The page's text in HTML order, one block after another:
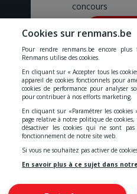
Rue Louvieaux 5
ANTOING
ASSENEDE
Molenstraat 77-79
ASSENEDE
ATH
Rue de Soignies
ATH
AUVELAIS
Rue de l'Essor 1/8
AUVELAIS
AVELGEM
Doorniksesteenweg 165
AVELGEM
AWANS
concours
Ok!
Nos prix comprennent toutes les
services.
Cookies
- Confidentialité
Déclaration
Cookies sur renmans.be
Pour rendre renmans.be encore
Renmans utilise des cookies.
En cliquant sur « Accepter tous les
appareil de cookies fonctionnels pour
cookies de performance pour analyser
pour contribuer à nos efforts marketing.
En cliquant sur «Paramétrer les
page relative à notre politique de
désactiver les cookies qui ne sont
fonctionnement de notre site web.
Si vous ne souhaitez pas activer de
En savoir plus à ce sujet dans